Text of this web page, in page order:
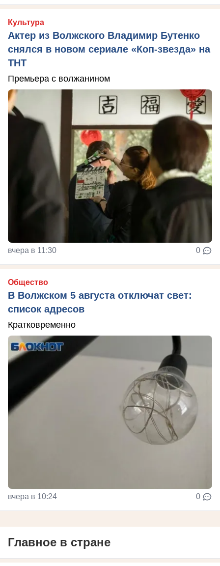
Культура
Актер из Волжского Владимир Бутенко
снялся в новом сериале «Коп-звезда» на
ТНТ
Премьера с волжанином
вчера в 11:30 0
Общество
В Волжском 5 августа отключат свет:
список адресов
Кратковременно
вчера в 10:24 0
Главное в стране